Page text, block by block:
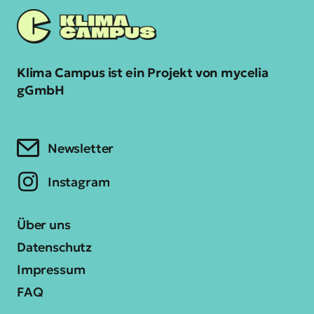
Klima Campus ist ein Projekt von mycelia
gGmbH
Newsletter
Instagram
Über uns
Datenschutz
Impressum
FAQ